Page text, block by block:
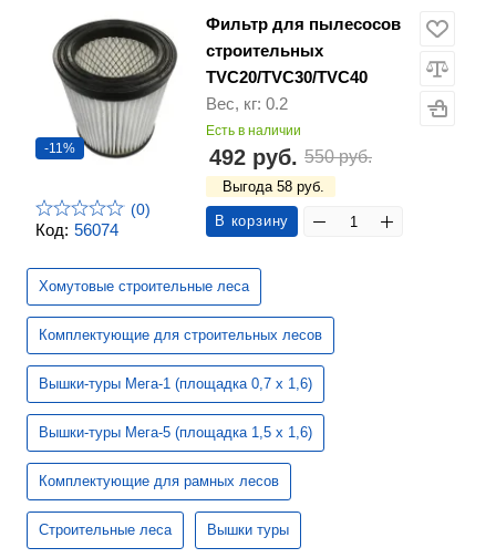
Код: 56074
-11%
(0)
Фильтр для пылесосов
строительных
TVC20/TVC30/TVC40
Вес, кг: 0.2
Есть в наличии
492 руб. 550 руб.
Выгода 58 руб.
В корзину
Хомутовые строительные леса
Комплектующие для строительных лесов
Вышки-туры Мега-1 (площадка 0,7 х 1,6)
Вышки-туры Мега-5 (площадка 1,5 х 1,6)
Комплектующие для рамных лесов
Строительные леса Вышки туры